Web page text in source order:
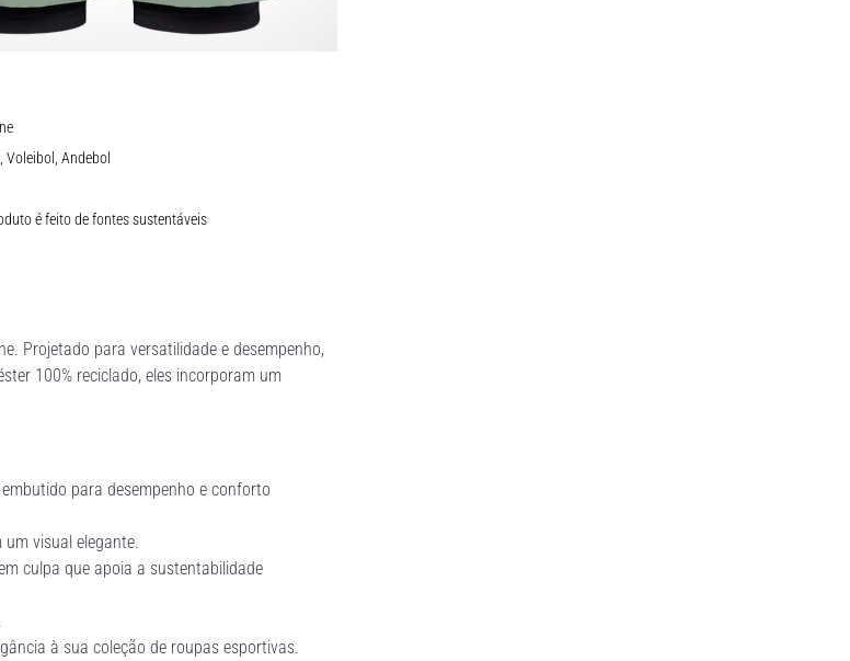
Voleibol, Andebol
é feito de fontes sustentáveis
Projetado para versatilidade e desempenho,
100% reciclado, eles incorporam um
para desempenho e conforto
visual elegante.
culpa que apoia a sustentabilidade
à sua coleção de roupas esportivas.